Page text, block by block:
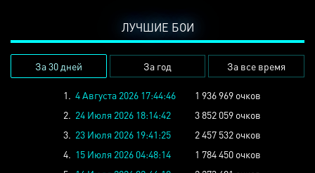
ЛУЧШИЕ БОИ
За 30 дней За год За все время
1. 4 Августа 2026 17:44:46
1 936 969 очков
2. 24 Июля 2026 18:14:42
3 852 059 очков
3. 23 Июля 2026 19:41:25
2 457 532 очков
4. 15 Июля 2026 04:48:14
1 784 450 очков